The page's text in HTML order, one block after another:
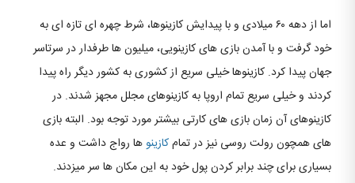
اما از دهه ۶۰ میلادی و با پیدایش کازینوها، شرط چهره ای تازه ای به
خود گرفت و با آمدن بازی های کازینویی، میلیون ها طرفدار در سرتاسر
جهان پیدا کرد. کازینوها خیلی سریع از کشوری به کشور دیگر راه پیدا
کردند و خیلی سریع تمام اروپا به کازینوهای مجلل مجهز شدند. در
کازینوهای آن زمان بازی های کارتی بیشتر مورد توجه بود. البته بازی
های همچون رولت روسی نیز در تمامکازینوها رواج داشت و عده
بسیاری برای چند برابر کردن پول خود به این مکان ها سر میزدند.